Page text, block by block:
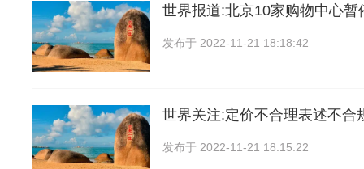
世界报道:北京10家购物中心暂
发布于 2022-11-21 18:18:42
世界关注:定价不合理表述不合
发布于 2022-11-21 18:15:22